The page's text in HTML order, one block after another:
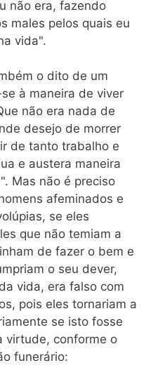
não era, fazendo
males pelos quais eu
vida".
o dito de um
à maneira de viver
não era nada de
desejo de morrer
de tanto trabalho e
e austera maneira
Mas não é preciso
afeminados e
se eles
que não temiam a
de fazer o bem e
o seu dever,
vida, era falso com
pois eles tornariam a
se isto fosse
virtude, conforme o
funerário: